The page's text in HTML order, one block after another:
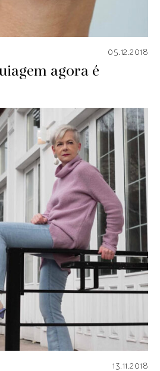
05.12.2018
agora é
13.11.2018